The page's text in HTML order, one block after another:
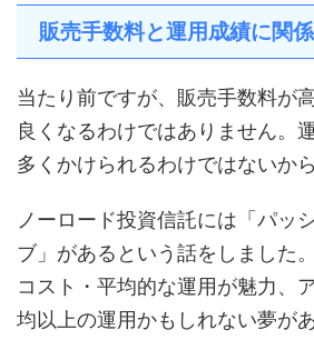
販売手数料と運用成績に関
当たり前ですが、販売手数料が
良くなるわけではありません。
多くかけられるわけではないから
ノーロード投資信託には「パッ
ブ」があるという話をしました
コスト・平均的な運用が魅力、
均以上の運用かもしれない夢が